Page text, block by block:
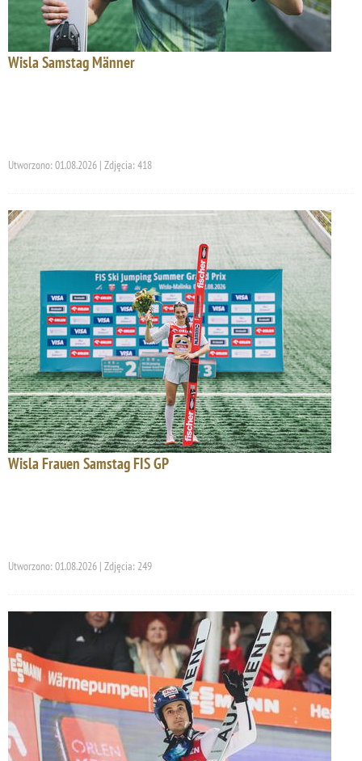
Wisla Samstag Männer
Utworzono: 01.08.2026 | Zdjęcia: 418
Wisla Frauen Samstag FIS GP
Utworzono: 01.08.2026 | Zdjęcia: 249